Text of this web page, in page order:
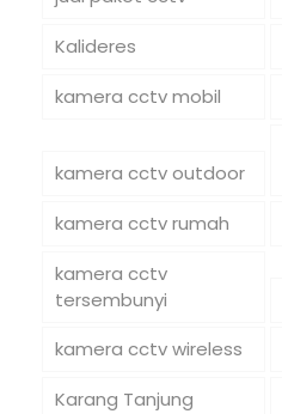
Kalideres
kamera cctv mobil
kamera cctv outdoor
kamera cctv rumah
kamera cctv
tersembunyi
kamera cctv wireless
Karang Tanjung